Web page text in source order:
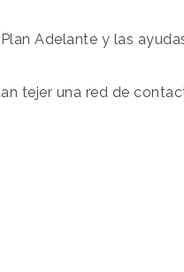
Adelante y las
tejer una red de